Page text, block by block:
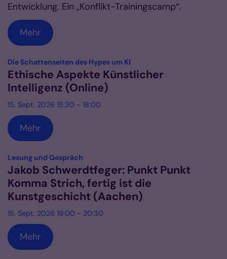
Entwicklung. Ein „Konflikt-Trainingscamp“.
Mehr
Die Schattenseiten des Hypes um KI
Ethische Aspekte Künstlicher
Intelligenz (Online)
15. Sept. 2026 15:30 - 18:00
Mehr
Lesung und Gespräch
Jakob Schwerdtfeger: Punkt Punkt
Komma Strich, fertig ist die
Kunstgeschicht (Aachen)
15. Sept. 2026 19:00 - 20:30
Mehr